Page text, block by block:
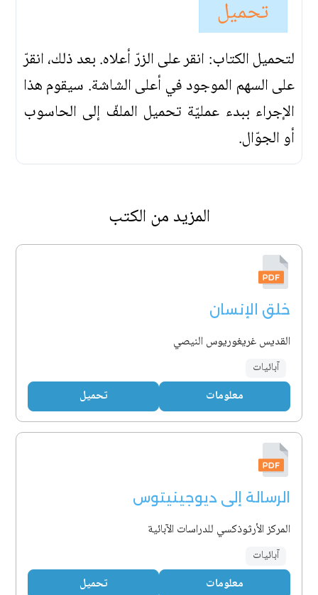
تحميل
لتحميل الكتاب: انقر على الزرّ أعلاه. بعد ذلك، انقرّ
على السهم الموجود في أعلى الشاشة. سيقوم هذا
الإجراء ببدء عمليّة تحميل الملفّ إلى الحاسوب
أو الجوّال.
المزيد من الكتب
خلق الإنسان
القديس غريغوريوس النيصي
آبائيات
معلومات تحميل
الرسالة إلى ديوجينيتوس
المركز الأرثوذكسي للدراسات الآبائية
آبائيات
معلومات تحميل